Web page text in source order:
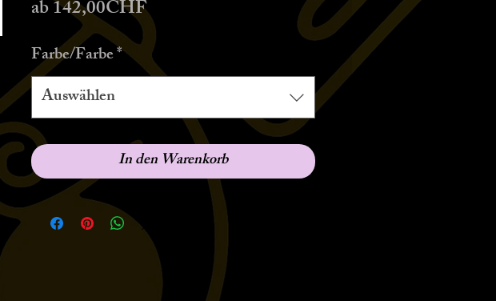
ab142,00CHFSale-
Preis
Farbe/Farbe*
Auswählen
In den Warenkorb